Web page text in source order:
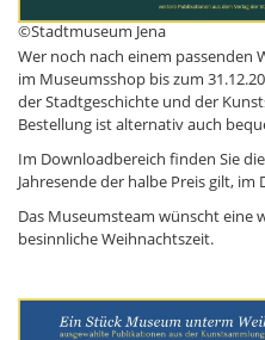
©Stadtmuseum Jena
Wer noch nach einem passenden
im Museumsshop bis zum
der Stadtgeschichte und der
Bestellung ist alternativ auch
Im Downloadbereich finden Sie
Jahresende der halbe Preis gilt, im
Das Museumsteam wünscht eine
besinnliche Weihnachtszeit.